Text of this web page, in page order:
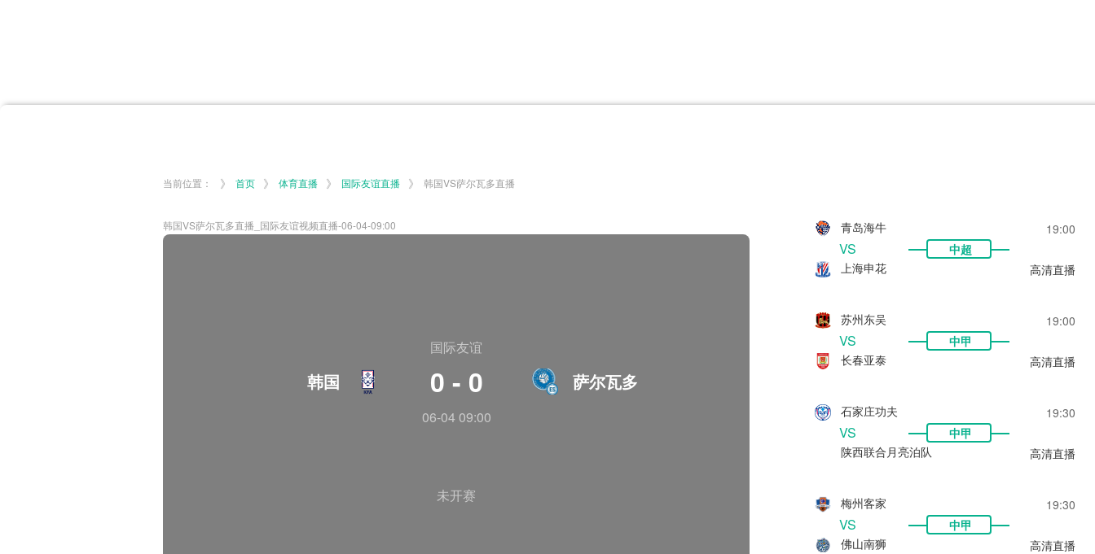
英超
德甲 西甲 法甲 美洲杯 韩K联 NBA 欧联杯 巴西甲
瑞典超
当前位置： 》 首页 》 体育直播 》 国际友谊直播 》 韩国VS萨尔瓦多直播
韩国VS萨尔瓦多直播_国际友谊视频直播-06-04-09:00
国际友谊
韩国 0 - 0 萨尔瓦多
06-04 09:00
未开赛
青岛海牛 19:00
VS
中超
上海申花
高清直播
苏州东吴 19:00
VS
中甲
长春亚泰
高清直播
石家庄功夫 19:30
VS
中甲
陕西联合月亮泊队
高清直播
梅州客家 19:30
VS
中甲
佛山南狮
高清直播